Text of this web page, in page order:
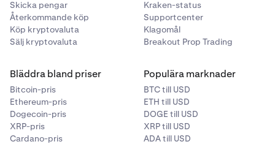
Skicka pengar
Återkommande köp
Köp kryptovaluta
Sälj kryptovaluta
Kraken-status
Supportcenter
Klagomål
Breakout Prop Trading
Bläddra bland priser
Bitcoin-pris
Ethereum-pris
Dogecoin-pris
XRP-pris
Cardano-pris
Populära marknader
BTC till USD
ETH till USD
DOGE till USD
XRP till USD
ADA till USD